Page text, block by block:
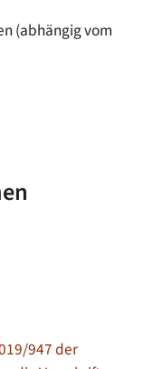
(abhängig vom
947 der